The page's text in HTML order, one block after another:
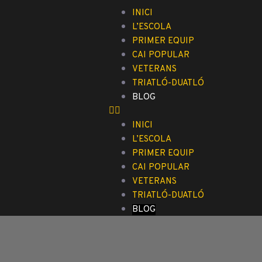
INICI
L’ESCOLA
PRIMER EQUIP
CAI POPULAR
VETERANS
TRIATLÓ-DUATLÓ
BLOG
INICI
L’ESCOLA
PRIMER EQUIP
CAI POPULAR
VETERANS
TRIATLÓ-DUATLÓ
BLOG